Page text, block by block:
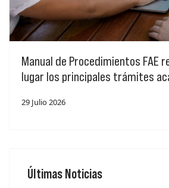
Manual de Procedimientos FAE
lugar los principales trámites
29 Julio 2026
Últimas Noticias